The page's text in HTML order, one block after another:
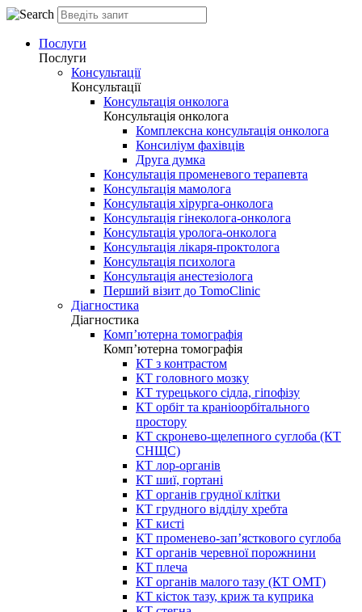
Послуги
Послуги
Консультації
Консультації
Консультація онколога
Консультація онколога
Комплексна консультація онколога
Консиліум фахівців
Друга думка
Консультація променевого терапевта
Консультація мамолога
Консультація хірурга-онколога
Консультація гінеколога-онколога
Консультація уролога-онколога
Консультація лікаря-проктолога
Консультація психолога
Консультація анестезіолога
Перший візит до TomoClinic
Діагностика
Діагностика
Комп’ютерна томографія
Комп’ютерна томографія
КТ з контрастом
КТ головного мозку
КТ турецького сідла, гіпофізу
КТ орбіт та краніоорбітального
простору
КТ скронево-щелепного суглоба (КТ
СНЩС)
КТ лор-органів
КТ шиї, гортані
КТ органів грудної клітки
КТ грудного відділу хребта
КТ кисті
КТ променево-зап’ясткового суглоба
КТ органів черевної порожнини
КТ плеча
КТ органів малого тазу (КТ ОМТ)
КТ кісток тазу, криж та куприка